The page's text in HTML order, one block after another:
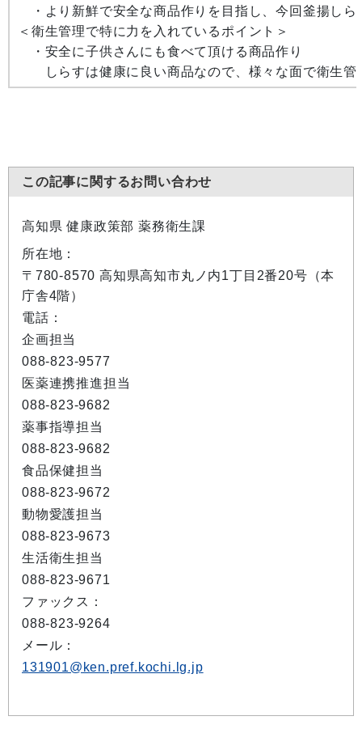
・より新鮮で安全な商品作りを目指し、今回釜揚しら
＜衛生管理で特に力を入れているポイント＞
・安全に子供さんにも食べて頂ける商品作り
しらすは健康に良い商品なので、様々な面で衛生管
この記事に関するお問い合わせ
高知県 健康政策部 薬務衛生課
所在地：
〒780-8570 高知県高知市丸ノ内1丁目2番20号（本
庁舎4階）
電話：
企画担当
088-823-9577
医薬連携推進担当
088-823-9682
薬事指導担当
088-823-9682
食品保健担当
088-823-9672
動物愛護担当
088-823-9673
生活衛生担当
088-823-9671
ファックス：
088-823-9264
メール：
131901@ken.pref.kochi.lg.jp